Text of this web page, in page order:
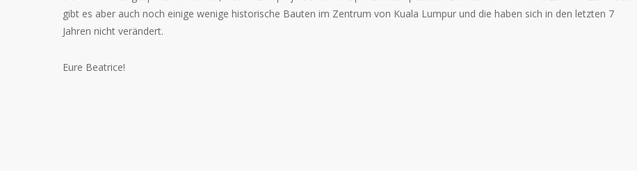
gibt es aber auch noch einige wenige historische Bauten im Zentrum von Kuala Lumpur und die haben sich in den letzten 7
Jahren nicht verändert.
Eure Beatrice!